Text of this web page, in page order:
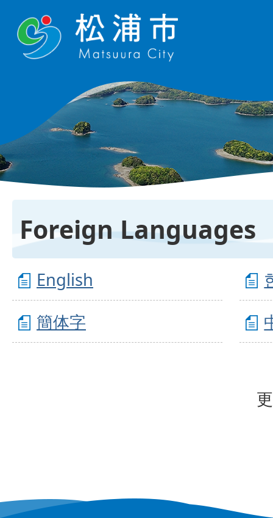
Foreign Languages
English
簡体字